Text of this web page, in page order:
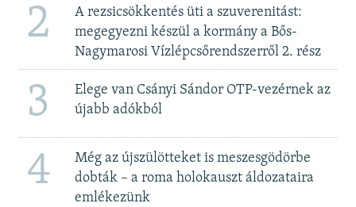
2
A rezsicsökkentés üti a szuverenitást:
megegyezni készül a kormány a Bős-
Nagymarosi Vízlépcsőrendszerről 2. rész
3
Elege van Csányi Sándor OTP-vezérnek az
újabb adókból
4
Még az újszülötteket is meszesgödörbe
dobták – a roma holokauszt áldozataira
emlékezünk